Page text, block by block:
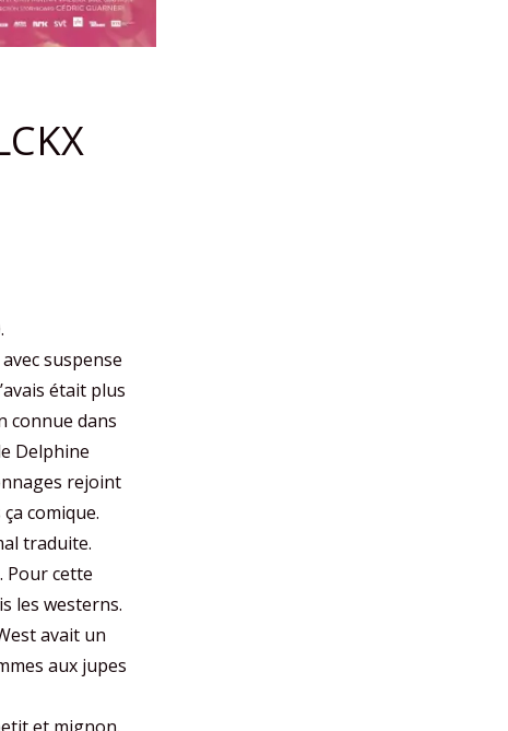
suspense
était plus
connue dans
Delphine
rejoint
comique.
traduite.
Pour cette
les westerns.
avait un
aux jupes